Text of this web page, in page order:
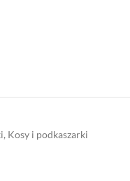
, Kosy i podkaszarki